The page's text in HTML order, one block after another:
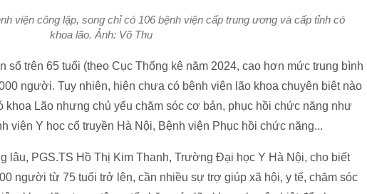
viện công lập, song chỉ có 106 bệnh viện cấp trung ương và cấp tỉnh có
khoa lão. Ảnh: Võ Thu
số trên 65 tuổi (theo Cục Thống kê năm 2024, cao hơn mức trung bình
người. Tuy nhiên, hiện chưa có bệnh viện lão khoa chuyên biệt nào
khoa Lão nhưng chủ yếu chăm sóc cơ bản, phục hồi chức năng như
viện Y học cổ truyền Hà Nội, Bệnh viện Phục hồi chức năng...
lâu, PGS.TS Hồ Thị Kim Thanh, Trường Đại học Y Hà Nội, cho biết
người từ 75 tuổi trở lên, cần nhiều sự trợ giúp xã hội, y tế, chăm sóc